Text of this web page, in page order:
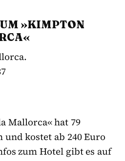
»KIMPTON
Mallorca« hat 79
kostet ab 240 Euro
zum Hotel gibt es auf